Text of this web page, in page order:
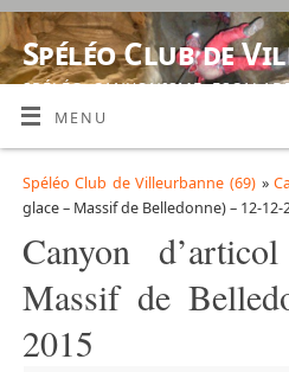
Spéléo Club de
SPÉLÉO, CANYONISME,
MENU
Spéléo Club de Villeurbanne (69)»
glace – Massif de Belledonne) – 12-12-
Canyon
Massif de
2015